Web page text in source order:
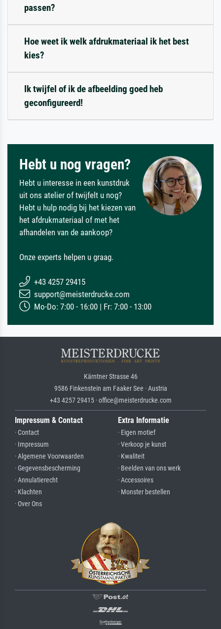
passen?
Hoe weet ik welk afdrukmateriaal ik het best
kies?
Ik twijfel of ik de afbeelding goed heb
geconfigureerd!
Hebt u nog vragen?
Hebt u interesse in een kunstdruk
uit ons atelier of twijfelt u nog?
Hebt u hulp nodig bij het kiezen van
het afdrukmateriaal of met het
afhandelen van de aankoop?
Onze experts helpen u graag.
+43 4257 29415
support@meisterdrucke.com
Mo-Do: 7:00 - 16:00 | Fr: 7:00 - 13:00
Kärntner Strasse 46
9586 Finkenstein am Faaker See · Austria
+43 4257 29415 · office@meisterdrucke.com
Impressum & Contact
· Contact
· Impressum
· Algemene Voorwaarden
· Gegevensbescherming
· Annulatierecht
· Klachten
· Over Ons
Extra Informatie
· Eigen motief
· Verkoop je kunst
· Kwaliteit
· Beelden van ons werk
· Accessoires
· Monster bestellen